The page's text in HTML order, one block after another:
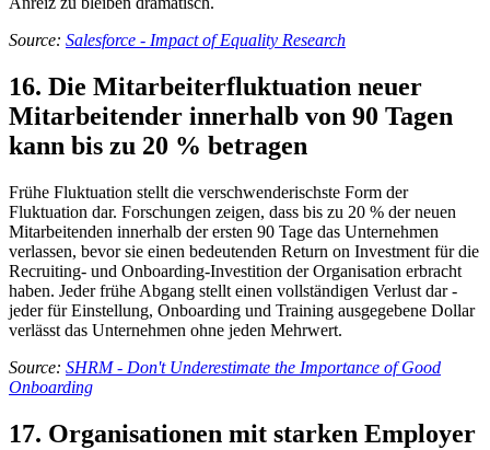
Source: Salesforce - Impact of Equality Research
16. Die Mitarbeiterfluktuation neuer
Mitarbeitender innerhalb von 90 Tagen
kann bis zu 20 % betragen
Frühe Fluktuation stellt die verschwenderischste Form der
Fluktuation dar. Forschungen zeigen, dass bis zu 20 % der neuen
Mitarbeitenden innerhalb der ersten 90 Tage das Unternehmen
verlassen, bevor sie einen bedeutenden Return on Investment für die
Recruiting- und Onboarding-Investition der Organisation erbracht
haben. Jeder frühe Abgang stellt einen vollständigen Verlust dar -
jeder für Einstellung, Onboarding und Training ausgegebene Dollar
verlässt das Unternehmen ohne jeden Mehrwert.
Source: SHRM - Don't Underestimate the Importance of Good
Onboarding
17. Organisationen mit starken Employer